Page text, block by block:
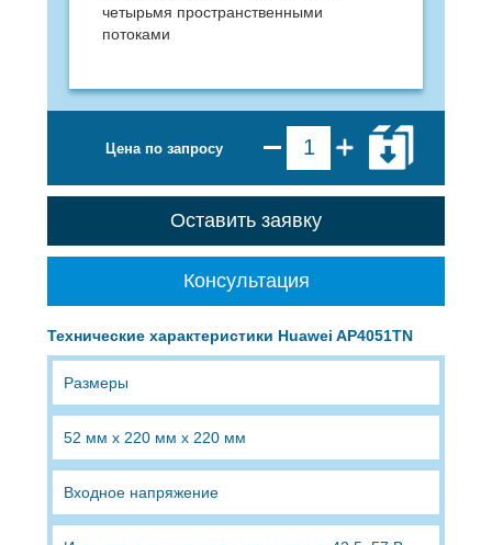
четырьмя пространственными
потоками
Цена по запросу
Оставить заявку
Консультация
Технические характеристики Huawei AP4051TN
Размеры
52 мм x 220 мм x 220 мм
Входное напряжение